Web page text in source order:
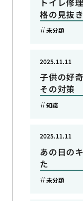
格の見抜
未分類
子供の好
その対策
2025.11.11
知識
あの日の
た
2025.11.11
未分類